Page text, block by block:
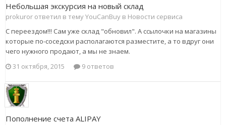
Небольшая экскурсия на новый склад
prokuror ответил в тему YouCanBuy в Новости сервиса
С переездом!!! Сам уже склад "обновил". А ссылочки на магазины
которые по-соседски располагаются разместите, а то вдруг они
чего нужного продают, а мы не знаем.
31 октября, 2015
9 ответов
Пополнение счета ALIPAY